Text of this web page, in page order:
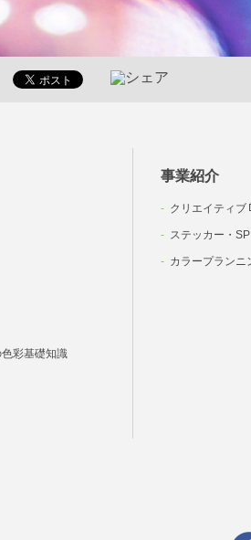
彩基礎知識
事業紹介
クリエイティブ
ステッカー・
カラープランニ